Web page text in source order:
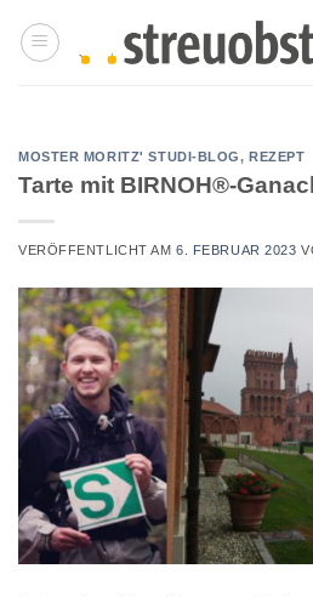
Inhalt
MOSTER MORITZ' STUDI-BLOG,REZEPT
Tarte mit BIRNOH®-
VERÖFFENTLICHT AM6. FEBRUAR 2023